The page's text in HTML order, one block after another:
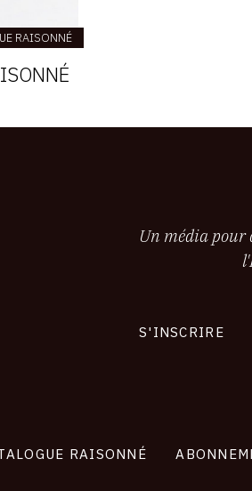
RAISONNÉ
Un média pour
S'INSCRIRE
RAISONNÉ